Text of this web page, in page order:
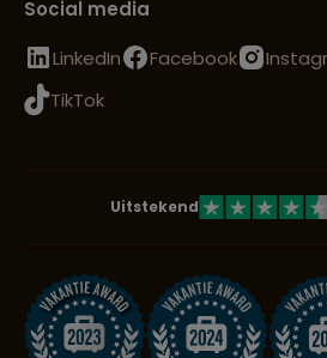
Social media
LinkedIn
Facebook
TikTok
Uitstekend